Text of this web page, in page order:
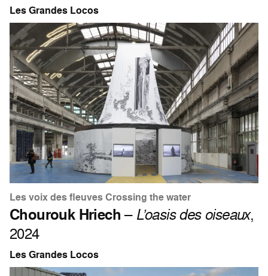
Les Grandes Locos
Les voix des fleuves Crossing the water
Chourouk Hriech– L’oasis des oiseaux,
2024
Les Grandes Locos